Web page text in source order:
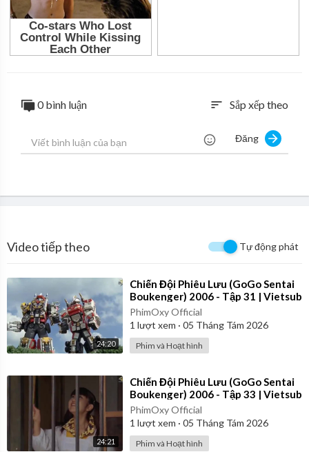
0 bình luận sort Sắp xếp theo
Đăng
Video tiếp theo Tự động phát
24:20
⁣Chiến Đội Phiêu Lưu (GoGo Sentai
Boukenger) 2006 - Tập 31 | Vietsub
PhimOxy Official
1 lượt xem · 05 Tháng Tám 2026
Phim và Hoạt hình
24:21
⁣Chiến Đội Phiêu Lưu (GoGo Sentai
Boukenger) 2006 - Tập 33 | Vietsub
PhimOxy Official
1 lượt xem · 05 Tháng Tám 2026
Phim và Hoạt hình